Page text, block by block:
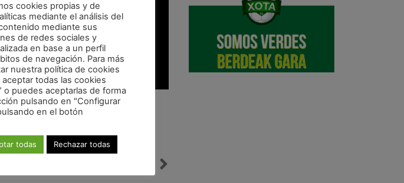
cookies propias y de
mediante el análisis del
mediante sus
de redes sociales y
en base a un perfil
de navegación. Para más
nuestra política de cookies
aceptar todas las cookies
o puedes aceptarlas de forma
pulsando en "Configurar
en el botón
todas Rechazar todas